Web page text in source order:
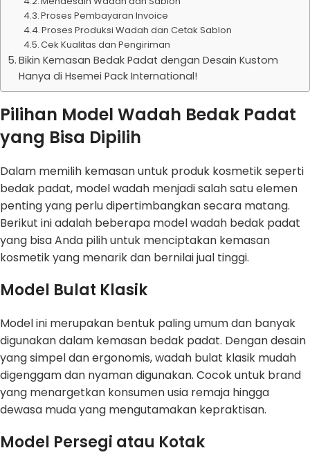
Proses Pembayaran Invoice
Proses Produksi Wadah dan Cetak Sablon
Cek Kualitas dan Pengiriman
Bikin Kemasan Bedak Padat dengan Desain Kustom
Hanya di Hsemei Pack International!
Pilihan Model Wadah Bedak Padat
yang Bisa Dipilih
Dalam memilih kemasan untuk produk kosmetik seperti
bedak padat, model wadah menjadi salah satu elemen
penting yang perlu dipertimbangkan secara matang.
Berikut ini adalah beberapa model wadah bedak padat
yang bisa Anda pilih untuk menciptakan kemasan
kosmetik yang menarik dan bernilai jual tinggi.
Model Bulat Klasik
Model ini merupakan bentuk paling umum dan banyak
digunakan dalam kemasan bedak padat. Dengan desain
yang simpel dan ergonomis, wadah bulat klasik mudah
digenggam dan nyaman digunakan. Cocok untuk brand
yang menargetkan konsumen usia remaja hingga
dewasa muda yang mengutamakan kepraktisan.
Model Persegi atau Kotak